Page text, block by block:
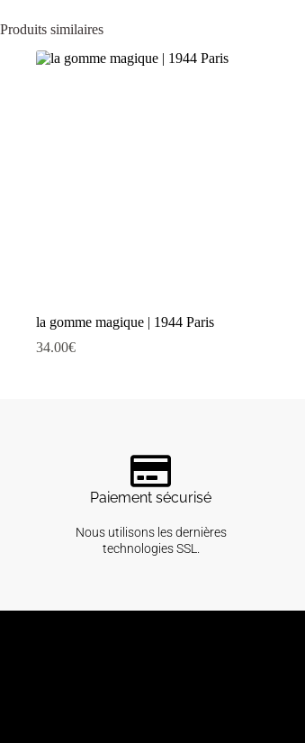
Produits similaires
la gomme magique | 1944 Paris
34.00€
Paiement sécurisé
Nous utilisons les dernières
technologies SSL.